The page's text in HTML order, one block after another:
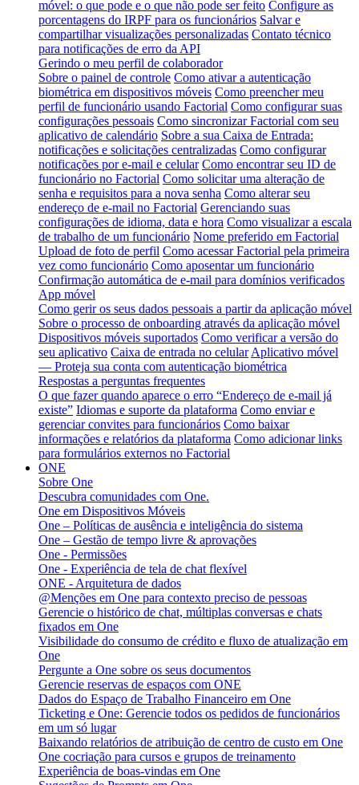
móvel: o que pode e o que não pode ser feito Configure as
porcentagens do IRPF para os funcionários Salvar e
compartilhar visualizações personalizadas Contato técnico
para notificações de erro da API
Gerindo o meu perfil de colaborador
Sobre o painel de controle Como ativar a autenticação
biométrica em dispositivos móveis Como preencher meu
perfil de funcionário usando Factorial Como configurar suas
configurações pessoais Como sincronizar Factorial com seu
aplicativo de calendário Sobre a sua Caixa de Entrada:
notificações e solicitações centralizadas Como configurar
notificações por e-mail e celular Como encontrar seu ID de
funcionário no Factorial Como solicitar uma alteração de
senha e requisitos para a nova senha Como alterar seu
endereço de e-mail no Factorial Gerenciando suas
configurações de idioma, data e hora Como visualizar a escala
de trabalho de um funcionário Nome preferido em Factorial
Upload de foto de perfil Como acessar Factorial pela primeira
vez como funcionário Como aposentar um funcionário
Confirmação automática de e-mail para domínios verificados
App móvel
Como gerir os seus dados pessoais a partir da aplicação móvel
Sobre o processo de onboarding através da aplicação móvel
Dispositivos móveis suportados Como verificar a versão do
seu aplicativo Caixa de entrada no celular Aplicativo móvel
— Proteja sua conta com autenticação biométrica
Respostas a perguntas frequentes
O que fazer quando aparece o erro “Endereço de e-mail já
existe” Idiomas e suporte da plataforma Como enviar e
gerenciar convites para funcionários Como baixar
informações e relatórios da plataforma Como adicionar links
para formulários externos no Factorial
ONE
Sobre One
Descubra comunidades com One.
One em Dispositivos Móveis
One – Políticas de ausência e inteligência do sistema
One – Gestão de tempo livre & aprovações
One - Permissões
One - Experiência de tela de chat flexível
ONE - Arquitetura de dados
@Menções em One para contexto preciso de pessoas
Gerencie o histórico de chat, múltiplas conversas e chats
fixados em One
Visibilidade do consumo de crédito e fluxo de atualização em
One
Pergunte a One sobre os seus documentos
Gerencie reservas de espaços com ONE
Dados do Espaço de Trabalho Financeiro em One
Ticketing e One: Gerencie todos os pedidos de funcionários
em um só lugar
Baixando relatórios de atribuição de centro de custo em One
One cocriação para cursos e grupos de treinamento
Experiência de boas-vindas em One